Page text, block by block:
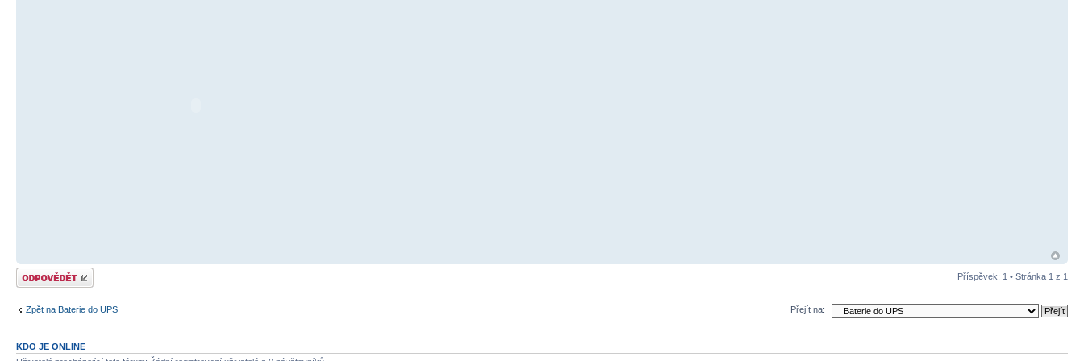
Odeslat odpověď Příspěvek: 1 • Stránka 1 z 1
Zpět na Baterie do UPS Přejít na:
KDO JE ONLINE